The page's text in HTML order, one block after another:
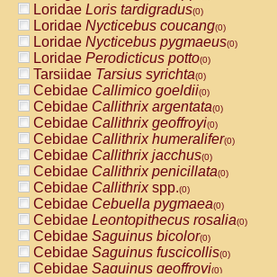
Loridae Loris tardigradus(0)
Loridae Nycticebus coucang(0)
Loridae Nycticebus pygmaeus(0)
Loridae Perodicticus potto(0)
Tarsiidae Tarsius syrichta(0)
Cebidae Callimico goeldii(0)
Cebidae Callithrix argentata(0)
Cebidae Callithrix geoffroyi(0)
Cebidae Callithrix humeralifer(0)
Cebidae Callithrix jacchus(0)
Cebidae Callithrix penicillata(0)
Cebidae Callithrixspp.(0)
Cebidae Cebuella pygmaea(0)
Cebidae Leontopithecus rosalia(0)
Cebidae Saguinus bicolor(0)
Cebidae Saguinus fuscicollis(0)
Cebidae Saguinus geoffroyi(0)